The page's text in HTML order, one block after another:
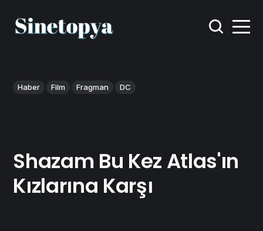
Haber Film Fragman DC
Shazam Bu Kez Atlas'ın
Kızlarına Karşı